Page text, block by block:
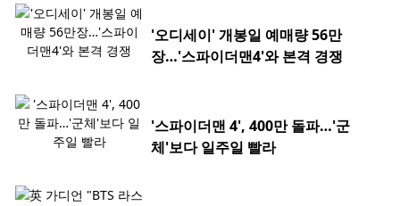
'오디세이' 개봉일 예매량 56만
장…'스파이더맨4'와 본격 경쟁
'스파이더맨 4', 400만 돌파…'군
체'보다 일주일 빨라